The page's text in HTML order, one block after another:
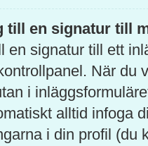
till en signatur till
en signatur till ett
När
i
alltid infoga
i din profil (du